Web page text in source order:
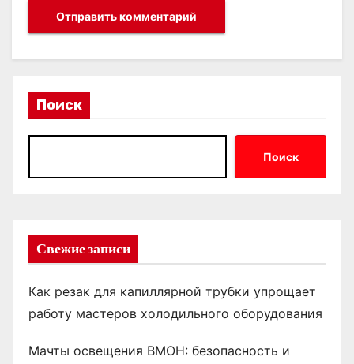
Поиск
Поиск
Свежие записи
Как резак для капиллярной трубки упрощает
работу мастеров холодильного оборудования
Мачты освещения ВМОН: безопасность и